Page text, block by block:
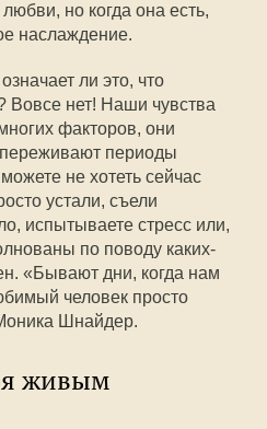
но когда она есть,
наслаждение.
ли это, что
Вовсе нет! Наши чувства
факторов, они
периоды
не хотеть сейчас
устали, съели
испытываете стресс или,
по поводу каких-
«Бывают дни, когда нам
человек просто
Шнайдер.
живым